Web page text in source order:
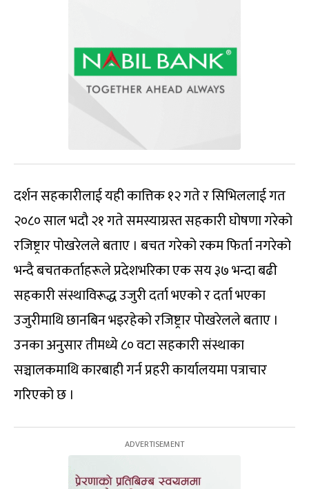
दर्शन सहकारीलाई यही कात्तिक १२ गते र सिभिललाई गत
२०८० साल भदौ २१ गते समस्याग्रस्त सहकारी घोषणा गरेको
रजिष्ट्रार पोखरेलले बताए । बचत गरेको रकम फिर्ता नगरेको
भन्दै बचतकर्ताहरूले प्रदेशभरिका एक सय ३७ भन्दा बढी
सहकारी संस्थाविरूद्ध उजुरी दर्ता भएको र दर्ता भएका
उजुरीमाथि छानबिन भइरहेको रजिष्ट्रार पोखरेलले बताए ।
उनका अनुसार तीमध्ये ८० वटा सहकारी संस्थाका
सञ्चालकमाथि कारबाही गर्न प्रहरी कार्यालयमा पत्राचार
गरिएको छ ।